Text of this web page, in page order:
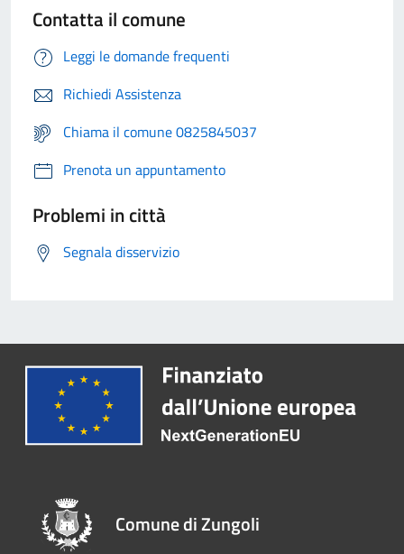
Contatta il comune
Leggi le domande frequenti
Richiedi Assistenza
Chiama il comune 0825845037
Prenota un appuntamento
Problemi in città
Segnala disservizio
Comune di Zungoli